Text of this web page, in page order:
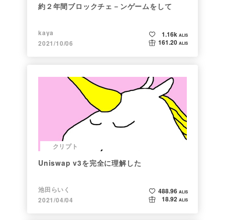
約２年間ブロックチェ－ンゲームをして
kaya
2021/10/06
1.16k ALIS
161.20 ALIS
クリプト
Uniswap v3を完全に理解した
池田らいく
2021/04/04
488.96 ALIS
18.92 ALIS